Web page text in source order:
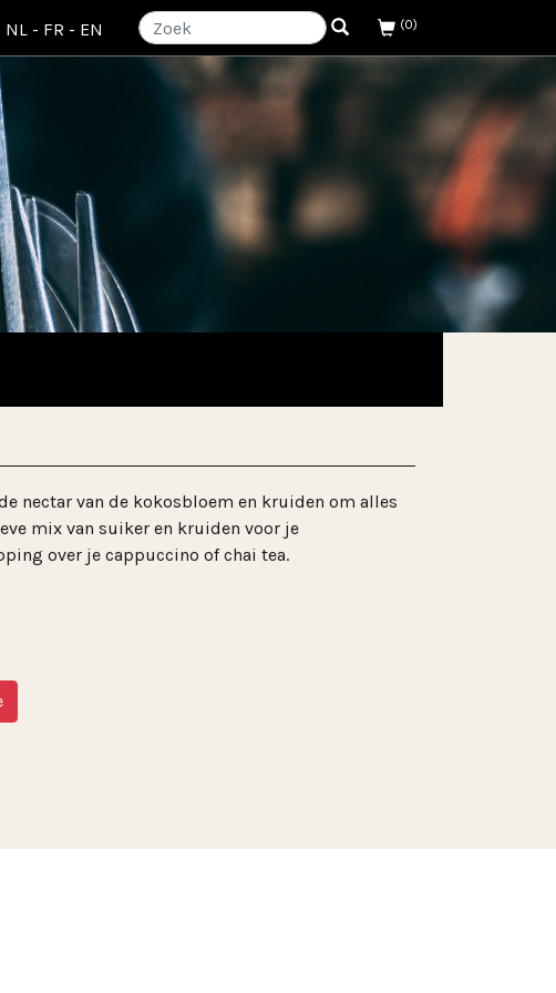
(0)
NL - FR - EN
nectar van de kokosbloem en kruiden om alles
mix van suiker en kruiden voor je
over je cappuccino of chai tea.